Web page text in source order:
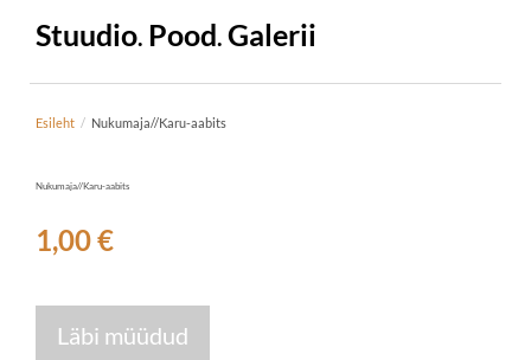
Stuudio. Pood. Galerii
Esileht / Nukumaja//Karu-aabits
Nukumaja//Karu-aabits
1,00 €
Läbi müüdud